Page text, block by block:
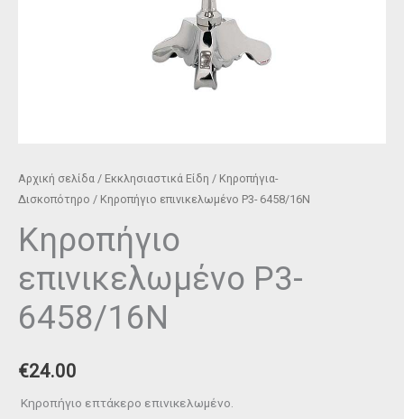
Αρχική σελίδα / Εκκλησιαστικά Είδη / Κηροπήγια-
Δισκοπότηρο / Κηροπήγιο επινικελωμένο P3- 6458/16Ν
Κηροπήγιο
επινικελωμένο P3-
6458/16Ν
€24.00
Κηροπήγιο επτάκερο επινικελωμένο